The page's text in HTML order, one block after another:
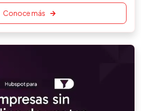
Conoce más